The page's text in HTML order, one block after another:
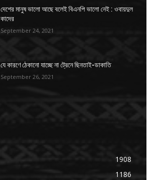
দেশের মানুষ ভালো আছে বলেই বিএনপি ভালো নেই : ওবায়দুল
কাদের
September 24, 2021
যে কারণে ঠেকানো যাচ্ছে না ট্রেনে ছিনতাই-ডাকাতি
September 26, 2021
1908
1186